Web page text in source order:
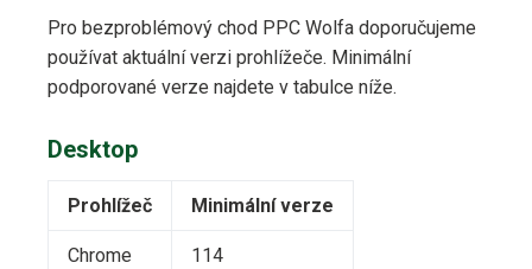
Pro bezproblémový chod PPC Wolfa doporučujeme
používat aktuální verzi prohlížeče. Minimální
podporované verze najdete v tabulce níže.
Desktop
Prohlížeč Minimální verze
Chrome 114